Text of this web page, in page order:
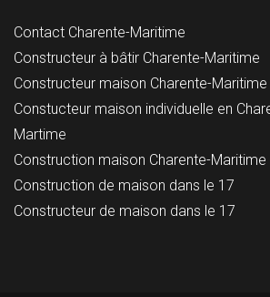
Contact Charente-Maritime
Constructeur à bâtir Charente-Maritime
Constructeur maison Charente-Maritime
Constucteur maison individuelle en
Martime
Construction maison Charente-Maritime
Construction de maison dans le 17
Constructeur de maison dans le 17